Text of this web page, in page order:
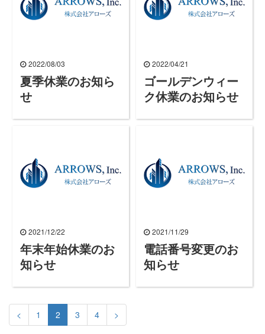
2022/08/03
夏季休業のお知ら
せ
2022/04/21
ゴールデンウィー
ク休業のお知らせ
2021/12/22
年末年始休業のお
知らせ
2021/11/29
電話番号変更のお
知らせ
< 1 2 3 4 >